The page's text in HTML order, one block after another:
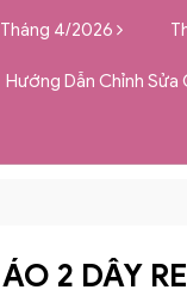
Tháng 4/2026
Hướng Dẫn Chỉnh Sửa
ÁO 2 DÂY